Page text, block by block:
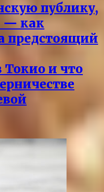
публику,
— как
предстоящий
Токио и что